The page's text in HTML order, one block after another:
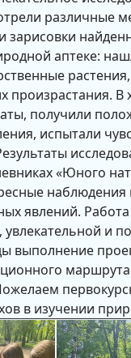
различные
зарисовки
аптеке:
произрастания. В
получили
испытали
«Юного
явлений.
и
выполнение
в изучении